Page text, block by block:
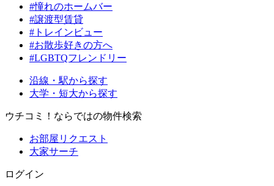
#憧れのホームバー
#譲渡型賃貸
#トレインビュー
#お散歩好きの方へ
#LGBTQフレンドリー
沿線・駅から探す
大学・短大から探す
ウチコミ！ならではの物件検索
お部屋リクエスト
大家サーチ
ログイン